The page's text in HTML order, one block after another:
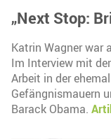
„Next Stop:
Katrin Wagner war
Im Interview mit
Arbeit in der
Gefängnismauern
Barack Obama.